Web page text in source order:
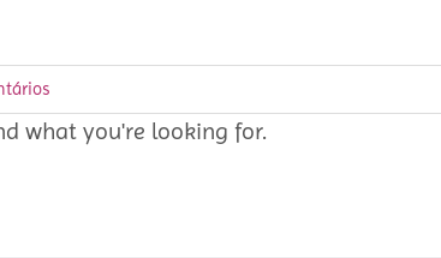
what you're looking for.